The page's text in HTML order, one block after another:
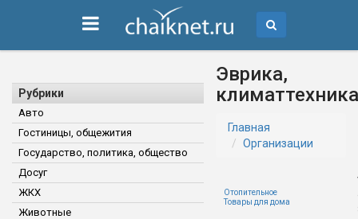
Рубрики
Авто
Гостиницы, общежития
Государство, политика, общество
Досуг
ЖКХ
Животные
Эврика,
климаттехника
Главная
Организации
Отопительное
Товары для дома